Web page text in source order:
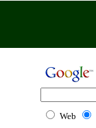
Web